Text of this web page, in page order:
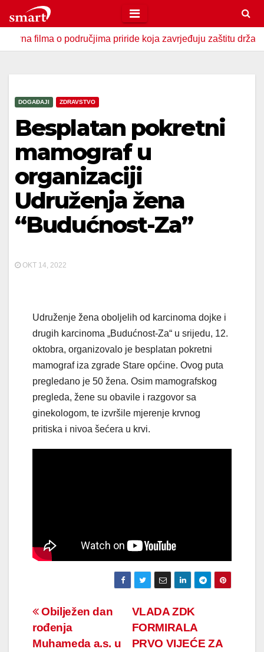
to
contento područjima priride koja zavrjeđuju zaštitu države
DOGAĐAJI ZDRAVSTVO
Besplatan pokretni
mamograf u
organizaciji
Udruženja žena
“Budućnost-Za”
OKT 14, 2022
Udruženje žena oboljelih od karcinoma dojke i
drugih karcinoma „Budućnost-Za“ u srijedu, 12.
oktobra, organizovalo je besplatan pokretni
mamograf iza zgrade Stare općine. Ovog puta
pregledano je 50 žena. Osim mamografskog
pregleda, žene su obavile i razgovor sa
ginekologom, te izvršile mjerenje krvnog
pritiska i nivoa šećera u krvi.
Navigacija
članaka
VLADA ZDK
FORMIRALA
PRVO VIJEĆE ZA
Obilježen dan
rođenja
Muhameda a.s. u